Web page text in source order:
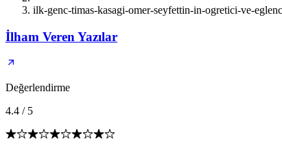
ilk-genc-timas-kasagi-omer-seyfettin-in-ogretici-ve-
İlham Veren Yazılar
Değerlendirme
4.4 / 5